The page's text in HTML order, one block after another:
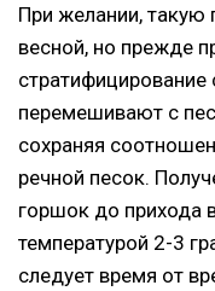
При желании, такую
весной, но прежде
перемешивают с
сохраняя
речной песок.
горшок до прихода
температурой 2-3
следует время от